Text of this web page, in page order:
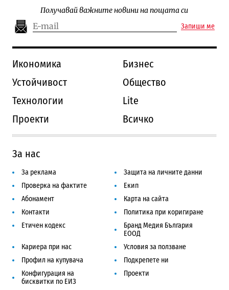
Получавай важните новини на пощата си
Запиши ме
Икономика
Бизнес
Устойчивост
Общество
Технологии
Lite
Проекти
Всичко
За нас
За реклама
Защита на личните данни
Проверка на фактите
Екип
Абонамент
Карта на сайта
Контакти
Политика при коригиране
Етичен кодекс
Бранд Медия България
ЕООД
Кариера при нас
Условия за ползване
Профил на купувача
Подкрепете ни
Конфигурация на
бисквитки по ЕИЗ
Проекти